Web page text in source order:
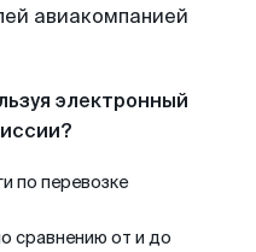
авиакомпанией
электронный
по перевозке
сравнению от и до